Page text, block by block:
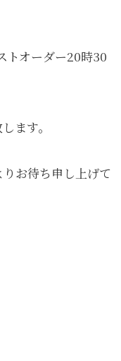
トオーダー20時30
ます。
お待ち申し上げて